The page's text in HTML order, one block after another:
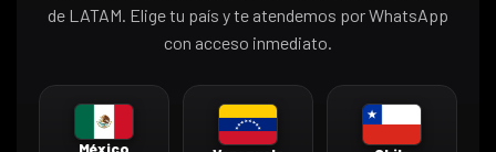
de LATAM. Elige tu país y te atendemos por WhatsApp
con acceso inmediato.
México